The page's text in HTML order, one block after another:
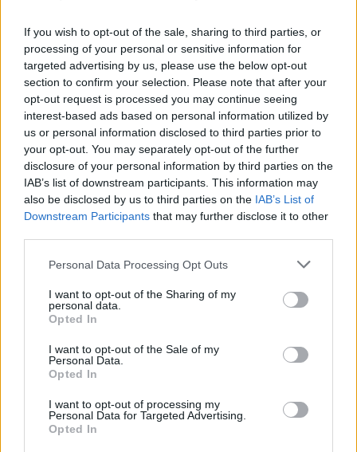
If you wish to opt-out of the sale, sharing to third parties, or
processing of your personal or sensitive information for
targeted advertising by us, please use the below opt-out
section to confirm your selection. Please note that after your
opt-out request is processed you may continue seeing
interest-based ads based on personal information utilized by
us or personal information disclosed to third parties prior to
your opt-out. You may separately opt-out of the further
disclosure of your personal information by third parties on the
IAB’s list of downstream participants. This information may
also be disclosed by us to third parties on the IAB’s List of
Downstream Participants that may further disclose it to other
Personal Data Processing Opt Outs
I want to opt-out of the Sharing of my
personal data.
Opted In
I want to opt-out of the Sale of my
Personal Data.
Opted In
I want to opt-out of processing my
Personal Data for Targeted Advertising.
Opted In
mi ha detto: ‘Li ho dovuti dare a Renzi, ordine
Rosario Tindaro Fiorello è una certezza
Perché non finge. Perché pur invecchiando
rimane sempre un ragazzo irriverente ma
senza esagerare.